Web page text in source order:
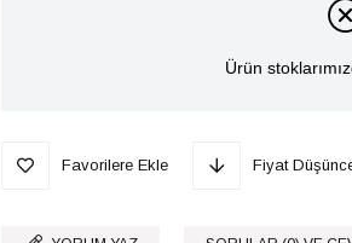
Ürün
Favorilere Ekle Fiyat